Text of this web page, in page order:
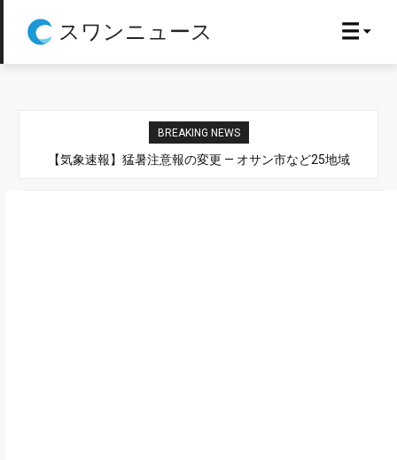
スワンニュース
BREAKING NEWS
【気象速報】猛暑注意報の変更 — オサン市など25地域
【気象速報】風浪警報の変更 — 済州島南東側の内側の遠海な